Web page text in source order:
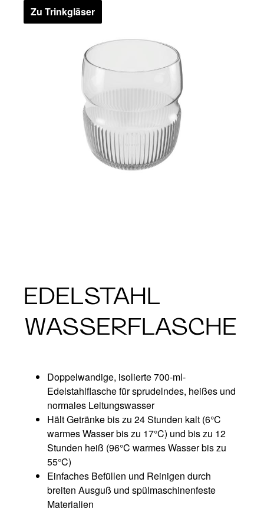
Zu Trinkgläser
EDELSTAHL
WASSERFLASCHE
Doppelwandige, isolierte 700-ml-
Edelstahlflasche für sprudelndes, heißes und
normales Leitungswasser​
Hält Getränke bis zu 24 Stunden kalt (6°C
warmes Wasser bis zu 17°C) und bis zu 12
Stunden heiß (96°C warmes Wasser bis zu
55°C)​
Einfaches Befüllen und Reinigen durch
breiten Ausguß und spülmaschinenfeste
Materialien